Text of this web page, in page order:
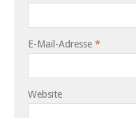
E-Mail-Adresse *
Website